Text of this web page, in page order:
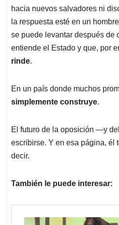
hacia nuevos salvadores ni
la respuesta esté en un
se puede levantar después de
entiende el Estado y que, por
rinde.
En un país donde muchos
simplemente construye.
El futuro de la oposición —y
escribirse. Y en esa página, él
decir.
También le puede interesar: